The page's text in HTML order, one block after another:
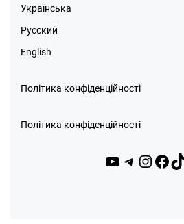
Українська
Русский
English
Політика конфіденційності
Політика конфіденційності
YouTube